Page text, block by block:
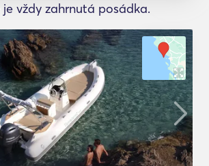
je vždy zahrnutá posádka.